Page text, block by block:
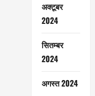
अक्टूबर
2024
सितम्बर
2024
अगस्त 2024